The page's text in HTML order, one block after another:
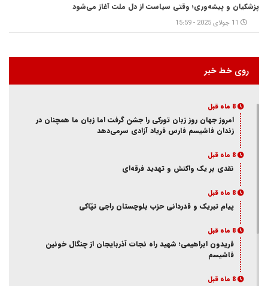
پزشکیان و پیشه‌وری؛ وقتی سیاست از دل ملت آغاز می‌شود
11 جولای 2025 - 15:59
روی خط خبر
8 ماه قبل
امروز جهان روز زبان تورکی را جشن گرفت اما زبان ما همچنان در
زندان فاشیسم فارس فریاد آزادی سر‌می‌دهد
8 ماه قبل
نقدی بر یک واکنش و‌ تهدید فرقه‌ای
8 ماه قبل
پیام تبریک و قدردانی حزب بلوچستان راجی تپّاکی
8 ماه قبل
فریدون ابراهیمی؛ شهید راه نجات آذربایجان از چنگال خونین
فاشیسم
8 ماه قبل